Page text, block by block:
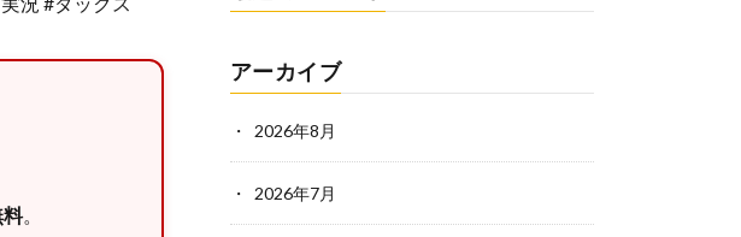
料。
アーカイブ
2026年8月
2026年7月